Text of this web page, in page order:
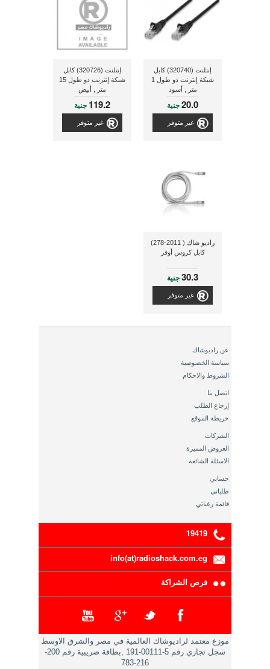
إنتلنت (320740) كابل
شبكة إنترنت ذو طول 1
متر , أسود
20.0جنية
غير متوفر
إنتلنت (320726) كابل
شبكة إنترنت ذو طول 15
متر , أبيض
119.2 جنية
غير متوفر
راديو شاك ( 2011-278)
كابل كروس أوفر
30.3جنية
غير متوفر
عن راديوشاك
سياسة الخصوصية
الشروط والاحكام
اتصل بنا
إرجاع الطلب
خريطة الموقع
الشركات
العروض المميزة
الاسئلة الشائعة
حسابي
طلباتي
قائمة رغباتي
19419
info(at)radioshack.com.eg
فرص الشراكة
موزع معتمد لراديوشاك العالمية في مصر والشرق الاوسط
سجل تجاري رقم 5-00111-191 ,بطاقة ضريبية رقم 200-
216-783